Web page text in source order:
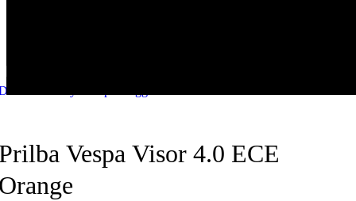
Skip to navigation
Vespa Visor 4.0 ECE